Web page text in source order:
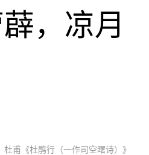
，凉月
杜甫《杜鹃行（一作司空曙诗）》